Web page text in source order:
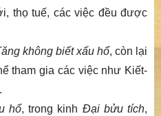
thọ tuế, các việc đều được
không biết xấu hổ, còn lại
tham gia các việc như Kiết-
hổ, trong kinh Đại bửu tích,